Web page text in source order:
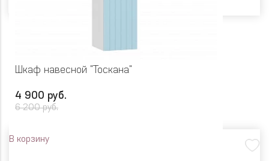
Шкаф навесной "Тоскана"
4 900 руб.
6 200 руб.
В корзину